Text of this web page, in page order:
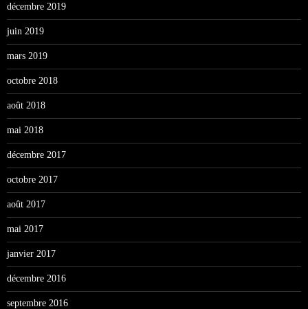
décembre 2019
juin 2019
mars 2019
octobre 2018
août 2018
mai 2018
décembre 2017
octobre 2017
août 2017
mai 2017
janvier 2017
décembre 2016
septembre 2016